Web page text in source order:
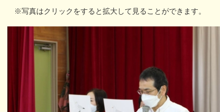
※写真はクリックをすると拡大して見ることができます。